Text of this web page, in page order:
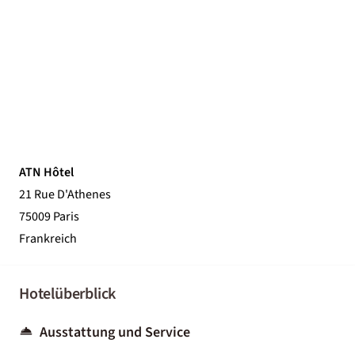
ATN Hôtel
21 Rue D'Athenes
75009 Paris
Frankreich
Hotelüberblick
Ausstattung und Service